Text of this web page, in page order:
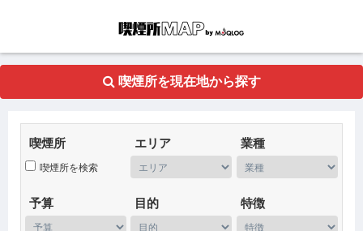
喫煙所を現在地から探す
喫煙所
喫煙所
エリア 業種
予算 目的 特徴